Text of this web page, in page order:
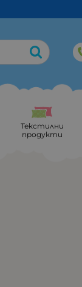
Текстилни
продукти